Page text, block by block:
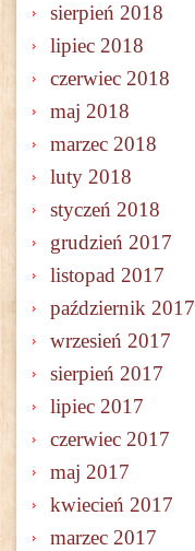
sierpień 2018
lipiec 2018
czerwiec 2018
maj 2018
marzec 2018
luty 2018
styczeń 2018
grudzień 2017
listopad 2017
październik 2017
wrzesień 2017
sierpień 2017
lipiec 2017
czerwiec 2017
maj 2017
kwiecień 2017
marzec 2017